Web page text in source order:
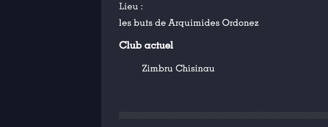
Lieu :
les buts de Arquimides Ordonez
Club actuel
Zimbru Chisinau